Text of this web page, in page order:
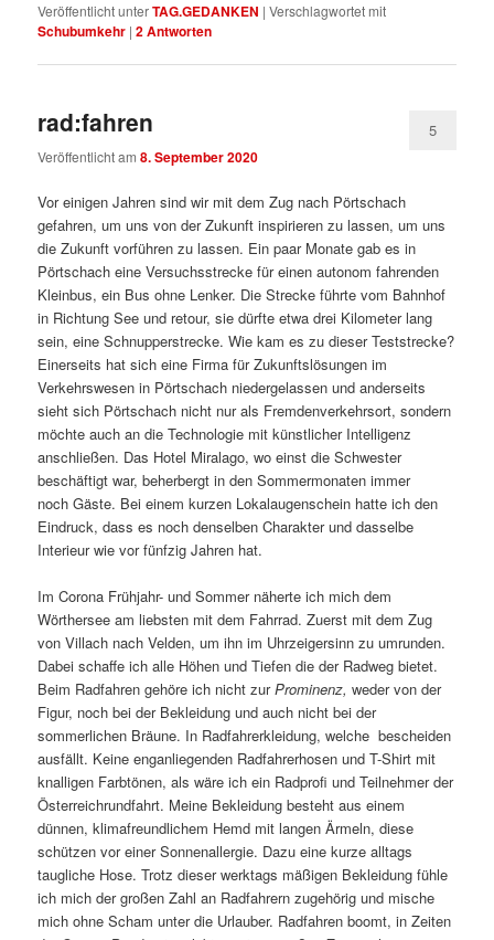
Veröffentlicht unterTAG.GEDANKEN |Verschlagwortet mit
Schubumkehr |2Antworten
rad:fahren
Veröffentlicht am8. September 2020
5
Vor einigen Jahren sind wir mit dem Zug nach Pörtschach
gefahren, um uns von der Zukunft inspirieren zu lassen, um uns
die Zukunft vorführen zu lassen. Ein paar Monate gab es in
Pörtschach eine Versuchsstrecke für einen autonom fahrenden
Kleinbus, ein Bus ohne Lenker. Die Strecke führte vom Bahnhof
in Richtung See und retour, sie dürfte etwa drei Kilometer lang
sein, eine Schnupperstrecke. Wie kam es zu dieser Teststrecke?
Einerseits hat sich eine Firma für Zukunftslösungen im
Verkehrswesen in Pörtschach niedergelassen und anderseits
sieht sich Pörtschach nicht nur als Fremdenverkehrsort, sondern
möchte auch an die Technologie mit künstlicher Intelligenz
anschließen. Das Hotel Miralago, wo einst die Schwester
beschäftigt war, beherbergt in den Sommermonaten immer
noch Gäste. Bei einem kurzen Lokalaugenschein hatte ich den
Eindruck, dass es noch denselben Charakter und dasselbe
Interieur wie vor fünfzig Jahren hat.
Im Corona Frühjahr- und Sommer näherte ich mich dem
Wörthersee am liebsten mit dem Fahrrad. Zuerst mit dem Zug
von Villach nach Velden, um ihn im Uhrzeigersinn zu umrunden.
Dabei schaffe ich alle Höhen und Tiefen die der Radweg bietet.
Beim Radfahren gehöre ich nicht zurProminenz, weder von der
Figur, noch bei der Bekleidung und auch nicht bei der
sommerlichen Bräune. In Radfahrerkleidung, welche bescheiden
ausfällt. Keine enganliegenden Radfahrerhosen und T-Shirt mit
knalligen Farbtönen, als wäre ich ein Radprofi und Teilnehmer der
Österreichrundfahrt. Meine Bekleidung besteht aus einem
dünnen, klimafreundlichem Hemd mit langen Ärmeln, diese
schützen vor einer Sonnenallergie. Dazu eine kurze alltags
taugliche Hose. Trotz dieser werktags mäßigen Bekleidung fühle
ich mich der großen Zahl an Radfahrern zugehörig und mische
mich ohne Scham unter die Urlauber. Radfahren boomt, in Zeiten